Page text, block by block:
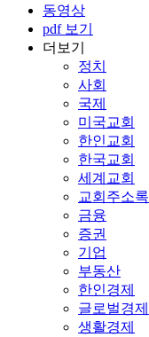
동영상
pdf 보기
더보기
정치
사회
국제
미국교회
한인교회
한국교회
세계교회
교회주소록
금융
증권
기업
부동산
한인경제
글로벌경제
생활경제